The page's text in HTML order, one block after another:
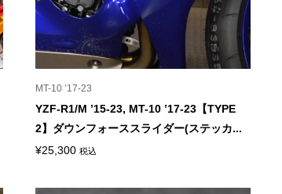
MT-10 ’17-23
YZF-R1/M ’15-23, MT-10 ’17-23【TYPE
2】ダウンフォーススライダー(ステッカ...
¥25,300 税込